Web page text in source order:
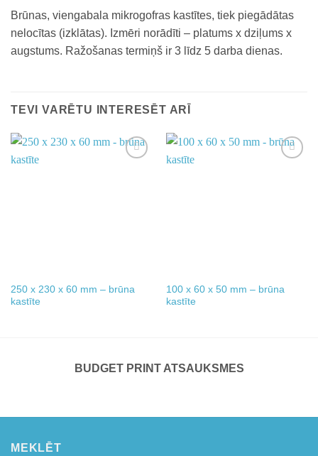
Brūnas, viengabala mikrogofras kastītes, tiek piegādātas
nelocītas (izklātas). Izmēri norādīti – platums x dziļums x
augstums. Ražošanas termiņš ir 3 līdz 5 darba dienas.
TEVI VARĒTU INTERESĒT ARĪ
250 x 230 x 60 mm – brūna
kastīte
100 x 60 x 50 mm – brūna
kastīte
BUDGET PRINT ATSAUKSMES
MEKLĒT